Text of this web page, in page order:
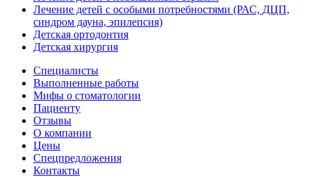
Лечение детей с особыми потребностями (РАС, ДЦП,
синдром дауна, эпилепсия)
Детская ортодонтия
Детская хирургия
Специалисты
Выполненные работы
Мифы о стоматологии
Пациенту
Отзывы
О компании
Цены
Спецпредложения
Контакты